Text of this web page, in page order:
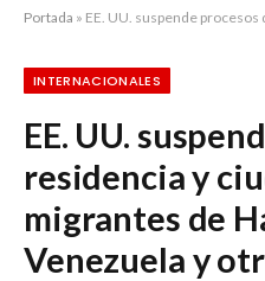
Portada » EE. UU. suspende procesos de residencia y
INTERNACIONALES
EE. UU.
residencia y
migrantes de
Venezuela y